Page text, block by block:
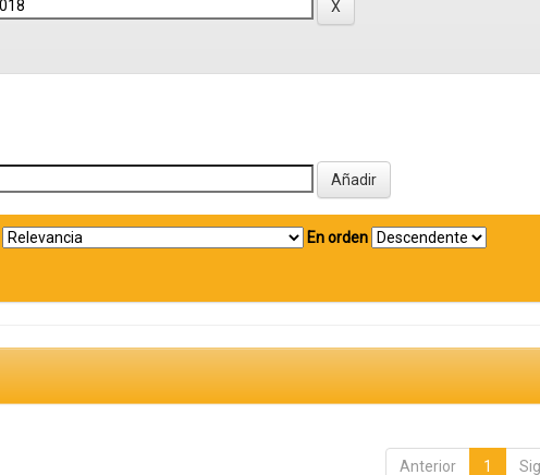
En orden
Anterior 1